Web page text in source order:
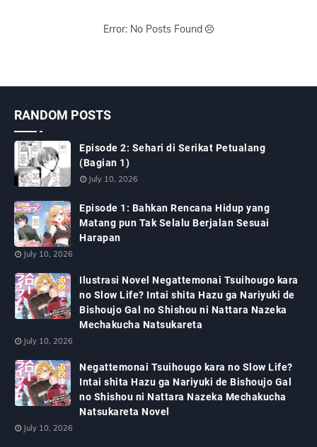
Error: No Posts Found
RANDOM POSTS
Episode 2: Sehari di Serikat Petualang
(Bagian 1)
July 10, 2026
Episode 1: Bahkan Rencana Hidup yang
Matang pun Tak Selalu Berjalan Sesuai
Harapan
July 10, 2026
Ilustrasi Novel Negattemonai Tsuihougo kara
no Slow Life? Intai shita Hazu ga Nariyuki de
Bishoujo Gal no Shishou ni Nattara Nazeka
Mechakucha Natsukareta
July 10, 2026
Negattemonai Tsuihougo kara no Slow Life?
Intai shita Hazu ga Nariyuki de Bishoujo Gal
no Shishou ni Nattara Nazeka Mechakucha
Natsukareta Novel
July 10, 2026